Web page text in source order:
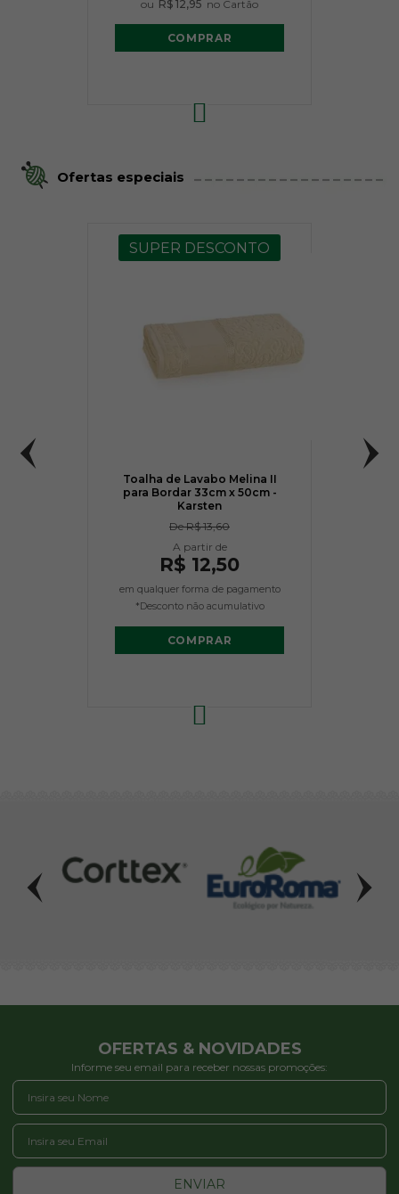
ou R$ 12,95 no Cartão
COMPRAR
Ofertas especiais
SUPER DESCONTO
Toalha de Lavabo Melina II
para Bordar 33cm x 50cm -
Karsten
DeR$ 13,60
R$ 12,50
em qualquer forma de pagamento
*Desconto não acumulativo
COMPRAR
OFERTAS & NOVIDADES
Informe seu email para receber nossas promoções:
ENVIAR